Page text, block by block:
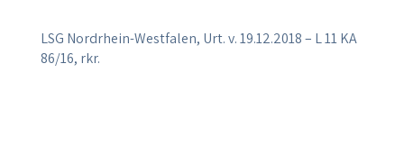
LSG Nordrhein-Westfalen, Urt. v. 19.12.2018 – L 11 KA
86/16, rkr.